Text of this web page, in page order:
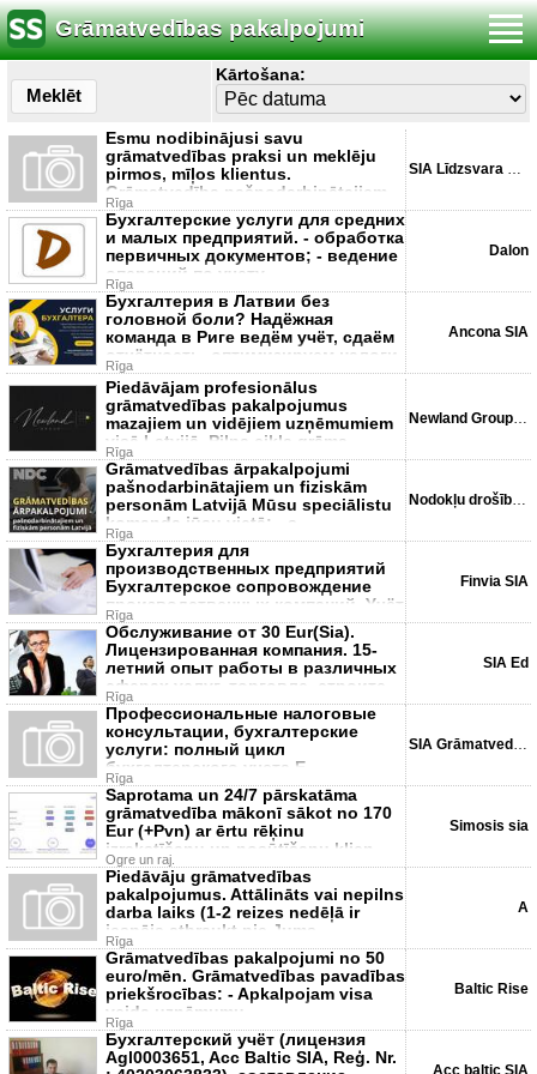
Grāmatvedības pakalpojumi
Meklēt
Kārtošana:
Esmu nodibinājusi savu
grāmatvedības praksi un meklēju
pirmos, mīļos klientus.
Grāmatvedība pašnodarbinātajiem,
maza
Rīga
SIA Līdzsvara punkts
Бухгалтерские услуги для средних
и малых предприятий. - обработка
первичных документов; - ведение
операций по учету
Rīga
Dalon
Бухгалтерия в Латвии без
головной боли? Надёжная
команда в Риге ведём учёт, сдаём
отчётность, оптимизируем налоги.
Rīga
Ancona SIA
Piedāvājam profesionālus
grāmatvedības pakalpojumus
mazajiem un vidējiem uzņēmumiem
visā Latvijā. Pilna cikla grāma
Rīga
Newland Group, SIA
Grāmatvedības ārpakalpojumi
pašnodarbinātajiem un fiziskām
personām Latvijā Mūsu speciālistu
komanda jūsu vietā: - s
Rīga
Nodokļu drošības centrs
Бухгалтерия для
производственных предприятий
Бухгалтерское сопровождение
производственных компаний. Учёт
затрат, от
Rīga
Finvia SIA
Обслуживание от 30 Eur(Sia).
Лицензированная компания. 15-
летний опыт работы в различных
сферах услуг, торговле, строите
Rīga
SIA Ed
Профессиональные налоговые
консультации, бухгалтерские
услуги: полный цикл
бухгалтерского учета Е-
коммерция (режим OSS),
Rīga
SIA Grāmatvedība
Saprotama un 24/7 pārskatāma
grāmatvedība mākonī sākot no 170
Eur (+Pvn) ar ērtu rēķinu
izrakstīšanu un nosūtīšanu klien
Ogre un raj.
Simosis sia
Piedāvāju grāmatvedības
pakalpojumus. Attālināts vai nepilns
darba laiks (1-2 reizes nedēļā ir
iespēja atbraukt pie Jums
Rīga
A
Grāmatvedības pakalpojumi no 50
euro/mēn. Grāmatvedības pavadības
priekšrocības: - Apkalpojam visa
veida uzņēmumu
Rīga
Baltic Rise
Бухгалтерский учёт (лицензия
Agl0003651, Acc Baltic SIA, Reģ. Nr.
Acc baltic SIA